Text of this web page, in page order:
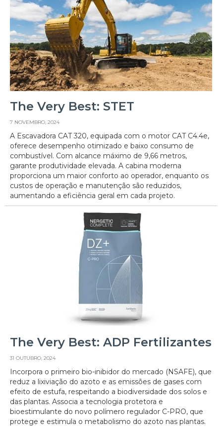
The Very Best: STET
7 NOVEMBRO, 2024
A Escavadora CAT 320, equipada com o motor CAT C4.4e,
oferece desempenho otimizado e baixo consumo de
combustível. Com alcance máximo de 9,66 metros,
garante produtividade elevada. A cabina moderna
proporciona um maior conforto ao operador, enquanto os
custos de operação e manutenção são reduzidos,
aumentando a eficiência geral em cada projeto.
The Very Best: ADP Fertilizantes
31 OUTUBRO, 2024
Incorpora o primeiro bio-inibidor do mercado (NSAFE), que
reduz a lixiviação do azoto e as emissões de gases com
efeito de estufa, respeitando a biodiversidade dos solos e
das plantas. Associa a tecnologia protetora e
bioestimulante do novo polímero regulador C-PRO, que
protege e estimula o metabolismo do azoto nas plantas.